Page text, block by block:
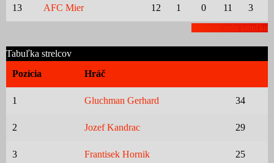
13 AFC Mier 12 1 0 11 3
Zobraziť celú tabuľku
Tabuľka strelcov
Pozícia
Hráč
1 Gluchman Gerhard 34
2 Jozef Kandrac 29
3 Frantisek Hornik 25